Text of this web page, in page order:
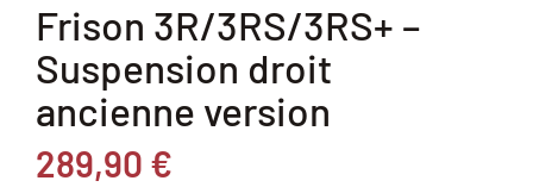
Frison 3R/3RS/3RS+ –
Suspension droit
ancienne version
289,90 €